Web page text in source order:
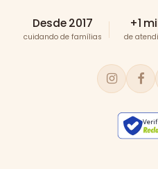
Desde 2017
cuidando de famílias
+1
de